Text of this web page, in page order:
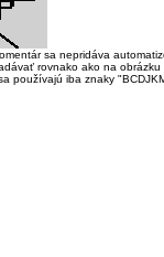
sa nepridáva
rovnako ako na
používajú iba znaky